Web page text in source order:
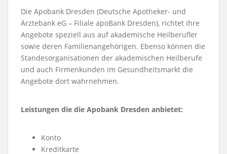
Die Apobank Dresden (Deutsche Apotheker- und
Ärztebank eG – Filiale apoBank Dresden), richtet ihre
Angebote speziell aus auf akademische Heilberufler
sowie deren Familienangehörigen. Ebenso können die
Standesorganisationen der akademischen Heilberufe
und auch Firmenkunden im Gesundheitsmarkt die
Angebote dort wahrnehmen.
Leistungen die die Apobank Dresden anbietet:
Konto
Kreditkarte